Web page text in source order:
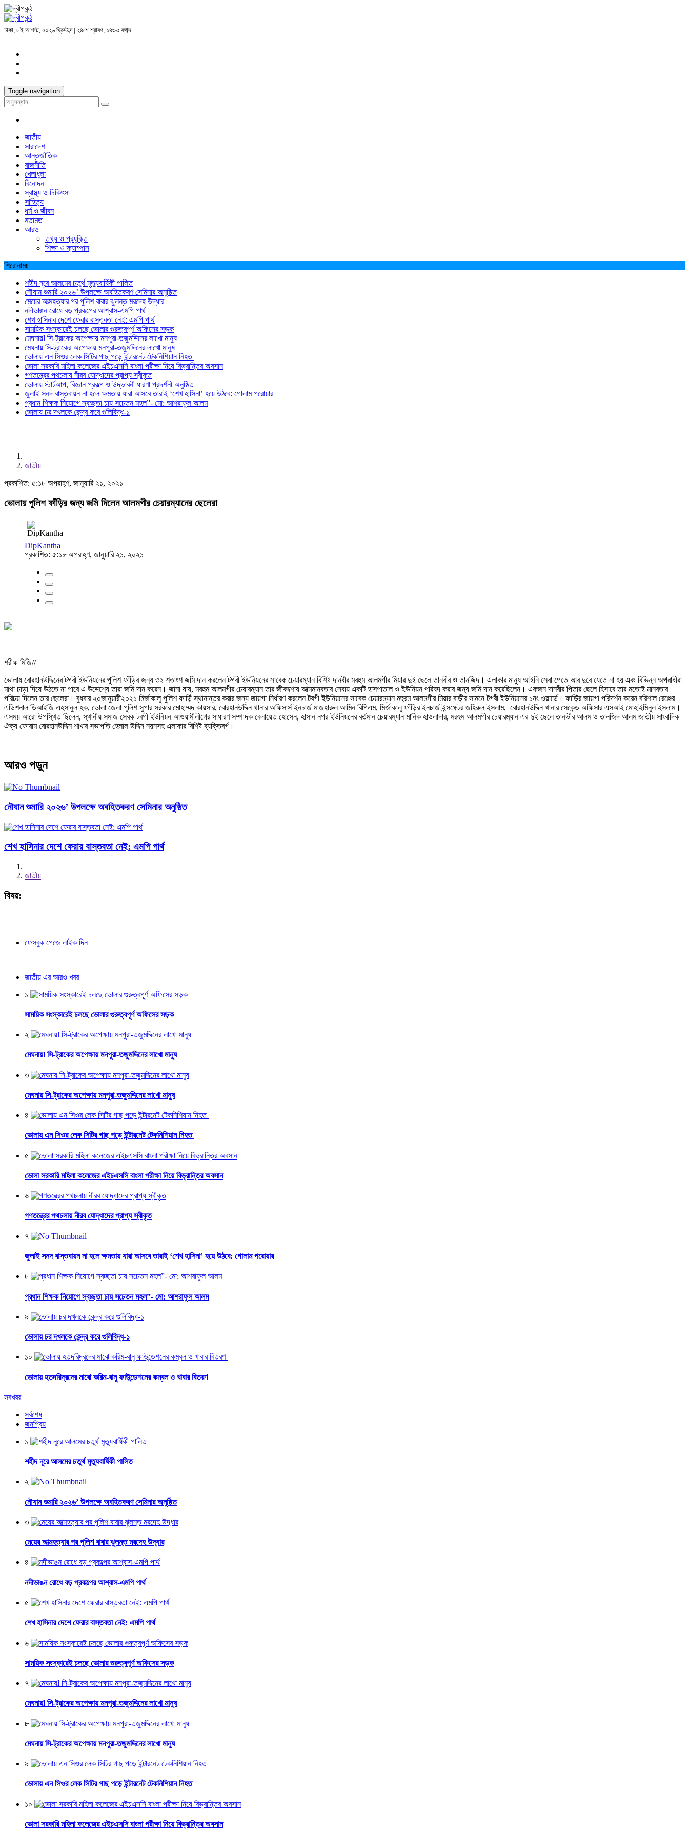
ঢাকা, ৮ই আগস্ট, ২০২৬ খ্রিস্টাব্দ | ২৪শে শ্রাবণ, ১৪৩৩ বঙ্গাব্দ
Toggle navigation
জাতীয়
সারাদেশ
আন্তর্জাতিক
রাজনীতি
খেলাধুলা
বিনোদন
স্বাস্থ্য ও চিকিৎসা
সাহিত্য
ধর্ম ও জীবন
মতামত
আরও
তথ্য ও প্রযুক্তি
শিক্ষা ও ক্যাম্পাস
শিরোনামঃ
শহীদ নূরে আলমের চতুর্থ মৃত্যুবার্ষিকী পালিত
নৌযান শুমারি ২০২৬’ উপলক্ষে অবহিতকরণ সেমিনার অনুষ্ঠিত
মেয়ের আত্মহত্যার পর পুলিশ বাবার ঝুলন্ত মরদেহ উদ্ধার
নদীভাঙন রোধে বড় প্রকল্পের আশ্বাস-এমপি পার্থ
শেখ হাসিনার দেশে ফেরার বাস্তবতা নেই: এমপি পার্থ
সাময়িক সংস্কারেই চলছে ভোলার গুরুত্বপূর্ণ অফিসের সড়ক
মেঘনায়l সি-ট্রাকের অপেক্ষায় মনপুরা-তজুমদ্দিনের লাখো মানুষ
মেঘনায় সি-ট্রাকের অপেক্ষায় মনপুরা-তজুমদ্দিনের লাখো মানুষ
ভোলায় এন সিওর লেক সিটির গাছ পড়ে ইন্টারনেট টেকনিশিয়ান নিহত
ভোলা সরকারি মহিলা কলেজের এইচএসসি বাংলা পরীক্ষা নিয়ে বিভ্রান্তির অবসান
গণতন্ত্রের পথচলায় নীরব যোদ্ধাদের প্রাপ্য স্বীকৃত
ভোলায় স্টার্টআপ, বিজ্ঞান প্রকল্প ও উদ্ভাবনী ধারণা প্রদর্শনী অনুষ্ঠিত
জুলাই সনদ বাস্তবায়ন না হলে ক্ষমতায় যারা আসবে তারাই ‘শেখ হাসিনা’ হয়ে উঠবে: গোলাম পরোয়ার
প্রধান শিক্ষক নিয়োগে স্বচ্ছতা চায় সচেতন মহল”- মো: আশরাফুল আলম
ভোলায় চর দখলকে কেন্দ্র করে গুলিবিদ্ধ-১
জাতীয়
প্রকাশিত: ৫:১৮ অপরাহ্ণ, জানুয়ারি ২১, ২০২১
ভোলায় পুলিশ ফাঁড়ির জন্য জমি দিলেন আলমগীর চেয়ারম্যানের ছেলেরা
DipKantha
প্রকাশিত: ৫:১৮ অপরাহ্ণ, জানুয়ারি ২১, ২০২১
শরীফ মিজি//
ভোলায় বোরহানউদ্দিনের টগবী ইউনিয়নের পুলিশ ফাঁড়ির জন্য ৩২ শতাংশ জমি দান করলেন টগবী ইউনিয়নের সাবেক চেয়ারম্যান বিশিষ্ট দানবীর মরহুম আলমগীর মিয়ার দুই ছেলে তানবীর ও তানজিদ। এলাকার মানুষ আইনি সেবা পেতে আর দুরে যেতে না হয় এবং বিভিন্ন অপরাধীরা
মাথা চাড়া দিয়ে উঠতে না পারে এ উদ্দেশ্যে তারা জমি দান করেন। জানা যায়, মরহুম আলমগীর চেয়ারম্যান তার জীবদ্দশায় আত্মমানবতার সেবায় একটি হাসপাতাল ও ইউনিয়ন পরিষদ করার জন্য জমি দান করেছিলেন। একজন দানবীর পিতার ছেলে হিসাবে তার মতোই মানবতার
পরিচয় দিলেন তার ছেলেরা। বুধবার ২০জানুয়ারী২০২১ মির্জাকালু পুলিশ ফাড়িঁ স্থানান্তর করার জন্য জায়গা নির্ধারণ করলেন টবগী ইউনিয়নের সাবেক চেয়ারম্যান মহুরম আলমগীর মিয়ার বাড়ীর সামনে টগবী ইউনিয়নের ১নং ওয়ার্ডে। ফাড়িঁর জায়গা পরিদর্শন করেন বরিশাল রেঞ্জের
এডিশনাল ডিআইজি এহসানুল হক, ভোলা জেলা পুলিশ সুপার সরকার মোহাম্মদ কায়সার, বোরহানউদ্দিন থানার অফিসার্স ইনচার্জ মাজহারুল আমিন বিপিএম, মির্জাকালু ফাঁড়ির ইনচার্জ ইন্সপেক্টর জহিরুল ইসলাম, বোরহানউদ্দিন থানার সেকেন্ড অফিসার এসআই মোহাইমিনুল ইসলাম।
এসময় আরো উপস্থিত ছিলেন, স্থানীয় সমাজ সেবক টবগী ইউনিয়ন আওয়ামীলীগের সাধারণ সম্পাদক বেলায়েত হোসেন, হাসান নগর ইউনিয়নের বর্তমান চেয়ারম্যান মানিক হাওলাদার, মরহুম আলমগীর চেয়ারম্যান এর দুই ছেলে তানভীর আলম ও তানজিদ আলম জাতীয় সাংবাদিক
ঐক্য ফোরাম বোরহানউদ্দিন শাখার সভাপতি হেলাল উদ্দিন নয়নসহ এলাকার বিশিষ্ট ব্যক্তিবর্গ।
আরও পড়ুন
নৌযান শুমারি ২০২৬’ উপলক্ষে অবহিতকরণ সেমিনার অনুষ্ঠিত
শেখ হাসিনার দেশে ফেরার বাস্তবতা নেই: এমপি পার্থ
জাতীয়
বিষয়:
ফেসবুক পেজে লাইক দিন
জাতীয় এর আরও খবর
১
সাময়িক সংস্কারেই চলছে ভোলার গুরুত্বপূর্ণ অফিসের সড়ক
২
মেঘনায়l সি-ট্রাকের অপেক্ষায় মনপুরা-তজুমদ্দিনের লাখো মানুষ
৩
মেঘনায় সি-ট্রাকের অপেক্ষায় মনপুরা-তজুমদ্দিনের লাখো মানুষ
৪
ভোলায় এন সিওর লেক সিটির গাছ পড়ে ইন্টারনেট টেকনিশিয়ান নিহত
৫
ভোলা সরকারি মহিলা কলেজের এইচএসসি বাংলা পরীক্ষা নিয়ে বিভ্রান্তির অবসান
৬
গণতন্ত্রের পথচলায় নীরব যোদ্ধাদের প্রাপ্য স্বীকৃত
৭
জুলাই সনদ বাস্তবায়ন না হলে ক্ষমতায় যারা আসবে তারাই ‘শেখ হাসিনা’ হয়ে উঠবে: গোলাম পরোয়ার
৮
প্রধান শিক্ষক নিয়োগে স্বচ্ছতা চায় সচেতন মহল”- মো: আশরাফুল আলম
৯
ভোলায় চর দখলকে কেন্দ্র করে গুলিবিদ্ধ-১
১০
ভোলায় হতদরিদ্রদের মাঝে করিম-বানু ফাউন্ডেশনের কম্বল ও খাবার বিতরণ
সবখবর
সর্বশেষ
জনপ্রিয়
১
শহীদ নূরে আলমের চতুর্থ মৃত্যুবার্ষিকী পালিত
২
নৌযান শুমারি ২০২৬’ উপলক্ষে অবহিতকরণ সেমিনার অনুষ্ঠিত
৩
মেয়ের আত্মহত্যার পর পুলিশ বাবার ঝুলন্ত মরদেহ উদ্ধার
৪
নদীভাঙন রোধে বড় প্রকল্পের আশ্বাস-এমপি পার্থ
৫
শেখ হাসিনার দেশে ফেরার বাস্তবতা নেই: এমপি পার্থ
৬
সাময়িক সংস্কারেই চলছে ভোলার গুরুত্বপূর্ণ অফিসের সড়ক
৭
মেঘনায়l সি-ট্রাকের অপেক্ষায় মনপুরা-তজুমদ্দিনের লাখো মানুষ
৮
মেঘনায় সি-ট্রাকের অপেক্ষায় মনপুরা-তজুমদ্দিনের লাখো মানুষ
৯
ভোলায় এন সিওর লেক সিটির গাছ পড়ে ইন্টারনেট টেকনিশিয়ান নিহত
১০
ভোলা সরকারি মহিলা কলেজের এইচএসসি বাংলা পরীক্ষা নিয়ে বিভ্রান্তির অবসান